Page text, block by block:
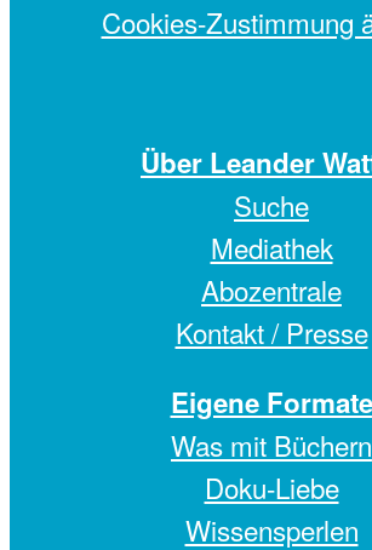
Cookies-Zustimmung
Über Leander
Suche
Mediathek
Abozentrale
Kontakt / Presse
Eigene Formate
Was mit Büchern
Doku-Liebe
Wissensperlen